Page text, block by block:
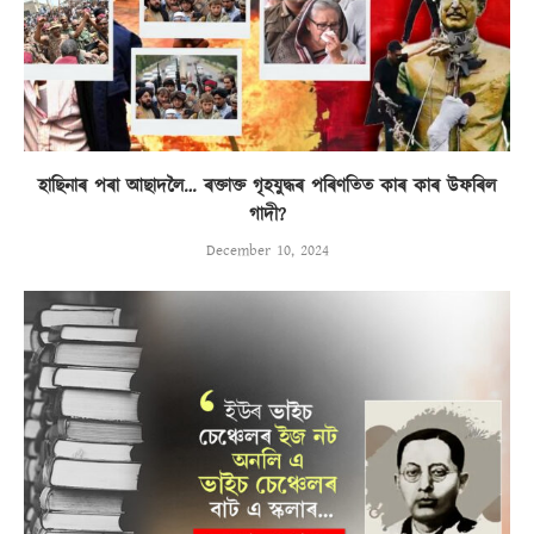
হাছিনাৰ পৰা আছাদলৈ… ৰক্তাক্ত গৃহযুদ্ধৰ পৰিণতিত কাৰ কাৰ উফৰিল
গাদী?
December 10, 2024